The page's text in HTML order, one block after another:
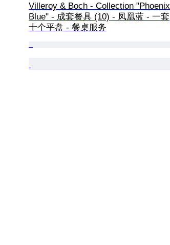
Villeroy & Boch - Collection "Phoenix
Blue" - 成套餐具 (10) - 凤凰蓝 - 一套
十个平盘 - 餐桌服务